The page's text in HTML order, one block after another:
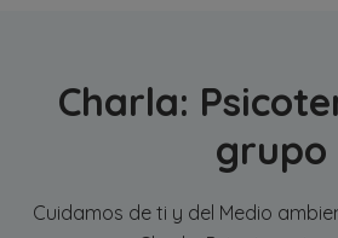
Charla:
grupo
Cuidamos de ti y del Medio